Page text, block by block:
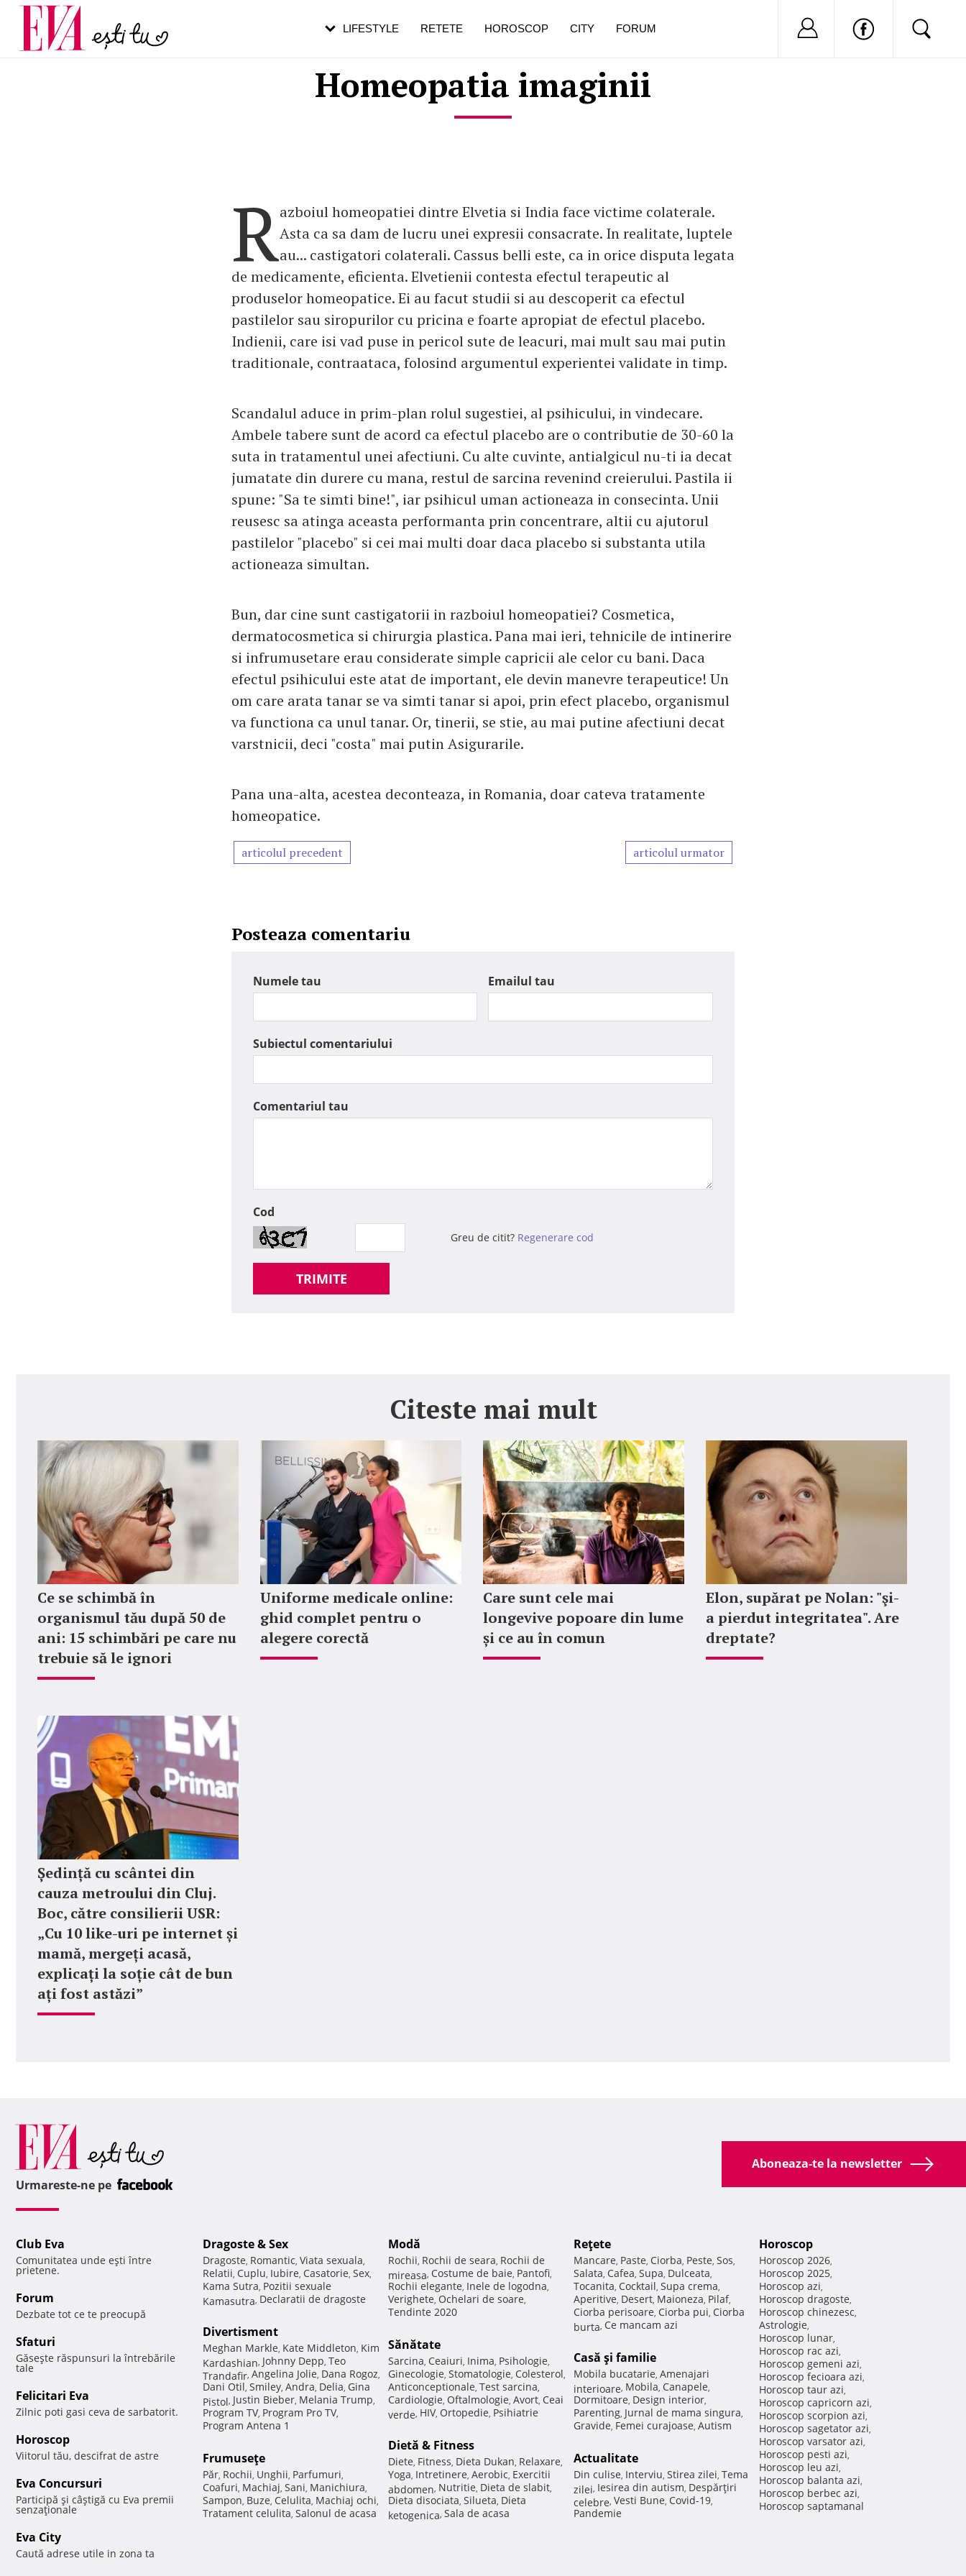
Homeopatia imaginii
Razboiul homeopatiei dintre Elvetia si India face victime colaterale.
Asta ca sa dam de lucru unei expresii consacrate. In realitate, luptele
au... castigatori colaterali. Cassus belli este, ca in orice disputa legata
de medicamente, eficienta. Elvetienii contesta efectul terapeutic al
produselor homeopatice. Ei au facut studii si au descoperit ca efectul
pastilelor sau siropurilor cu pricina e foarte apropiat de efectul placebo.
Indienii, care isi vad puse in pericol sute de leacuri, mai mult sau mai putin
traditionale, contraataca, folosind argumentul experientei validate in timp.
Scandalul aduce in prim-plan rolul sugestiei, al psihicului, in vindecare.
Ambele tabere sunt de acord ca efectul placebo are o contributie de 30-60 la
suta in tratamentul unei afectiuni. Cu alte cuvinte, antialgicul nu-ti ia decat
jumatate din durere cu mana, restul de sarcina revenind creierului. Pastila ii
spune: "Sa te simti bine!", iar psihicul uman actioneaza in consecinta. Unii
reusesc sa atinga aceasta performanta prin concentrare, altii cu ajutorul
pastilelor "placebo" si cei mai multi doar daca placebo si substanta utila
actioneaza simultan.
Bun, dar cine sunt castigatorii in razboiul homeopatiei? Cosmetica,
dermatocosmetica si chirurgia plastica. Pana mai ieri, tehnicile de intinerire
si infrumusetare erau considerate simple capricii ale celor cu bani. Daca
efectul psihicului este atat de important, ele devin manevre terapeutice! Un
om care arata tanar se va simti tanar si apoi, prin efect placebo, organismul
va functiona ca unul tanar. Or, tinerii, se stie, au mai putine afectiuni decat
varstnicii, deci "costa" mai putin Asigurarile.
Pana una-alta, acestea deconteaza, in Romania, doar cateva tratamente
homeopatice.
articolul precedent articolul urmator
Posteaza comentariu
Numele tau Emailul tau
Subiectul comentariului
Comentariul tau
Cod
Greu de citit? Regenerare cod
TRIMITE
Citeste mai mult
Ce se schimbă în
organismul tău după 50 de
ani: 15 schimbări pe care nu
trebuie să le ignori
Uniforme medicale online:
ghid complet pentru o
alegere corectă
Care sunt cele mai
longevive popoare din lume
și ce au în comun
Elon, supărat pe Nolan: "şi-
a pierdut integritatea". Are
dreptate?
Ședință cu scântei din
cauza metroului din Cluj.
Boc, către consilierii USR:
„Cu 10 like-uri pe internet și
mamă, mergeți acasă,
explicați la soție cât de bun
ați fost astăzi”
LIFESTYLE RETETE HOROSCOP CITY FORUM Nu ai cont?
Carieră
Actualitate
pe măsură ce înaintezi în vârstă
de dureroasă este investigația
Aboneaza-te la newsletter
Urmareste-ne pe
Club Eva
Comunitatea unde eşti între
prietene.
Forum
Dezbate tot ce te preocupă
Sfaturi
Găseşte răspunsuri la întrebările
tale
Felicitari Eva
Zilnic poti gasi ceva de sarbatorit.
Horoscop
Viitorul tău, descifrat de astre
Eva Concursuri
Participă şi câştigă cu Eva premii
senzaţionale
Eva City
Caută adrese utile in zona ta
Dragoste & Sex
Dragoste, Romantic, Viata sexuala,
Relatii, Cuplu, Iubire, Casatorie, Sex,
Kama Sutra, Pozitii sexuale
Kamasutra, Declaratii de dragoste
Divertisment
Meghan Markle, Kate Middleton, Kim
Kardashian, Johnny Depp, Teo
Trandafir, Angelina Jolie, Dana Rogoz,
Dani Otil, Smiley, Andra, Delia, Gina
Pistol, Justin Bieber, Melania Trump,
Program TV, Program Pro TV,
Program Antena 1
Frumuseţe
Păr, Rochii, Unghii, Parfumuri,
Coafuri, Machiaj, Sani, Manichiura,
Sampon, Buze, Celulita, Machiaj ochi,
Tratament celulita, Salonul de acasa
Modă
Rochii, Rochii de seara, Rochii de
mireasa, Costume de baie, Pantofi,
Rochii elegante, Inele de logodna,
Verighete, Ochelari de soare,
Tendinte 2020
Sănătate
Sarcina, Ceaiuri, Inima, Psihologie,
Ginecologie, Stomatologie, Colesterol,
Anticonceptionale, Test sarcina,
Cardiologie, Oftalmologie, Avort, Ceai
verde, HIV, Ortopedie, Psihiatrie
Dietă & Fitness
Diete, Fitness, Dieta Dukan, Relaxare,
Yoga, Intretinere, Aerobic, Exercitii
abdomen, Nutritie, Dieta de slabit,
Dieta disociata, Silueta, Dieta
ketogenica, Sala de acasa
Reţete
Mancare, Paste, Ciorba, Peste, Sos,
Salata, Cafea, Supa, Dulceata,
Tocanita, Cocktail, Supa crema,
Aperitive, Desert, Maioneza, Pilaf,
Ciorba perisoare, Ciorba pui, Ciorba
burta, Ce mancam azi
Casă şi familie
Mobila bucatarie, Amenajari
interioare, Mobila, Canapele,
Dormitoare, Design interior,
Parenting, Jurnal de mama singura,
Gravide, Femei curajoase, Autism
Actualitate
Din culise, Interviu, Stirea zilei, Tema
zilei, Iesirea din autism, Despărţiri
celebre, Vesti Bune, Covid-19,
Pandemie
Horoscop
Horoscop 2026,
Horoscop 2025,
Horoscop azi,
Horoscop dragoste,
Horoscop chinezesc,
Astrologie,
Horoscop lunar,
Horoscop rac azi,
Horoscop gemeni azi,
Horoscop fecioara azi,
Horoscop taur azi,
Horoscop capricorn azi,
Horoscop scorpion azi,
Horoscop sagetator azi,
Horoscop varsator azi,
Horoscop pesti azi,
Horoscop leu azi,
Horoscop balanta azi,
Horoscop berbec azi,
Horoscop saptamanal